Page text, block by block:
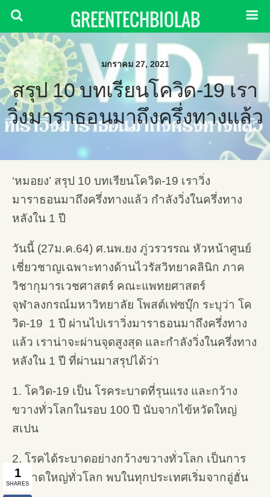
GREENTECHBIOLAB
มกราคม 27, 2021
สรุป 10 บทเรียนโควิด-19 เรา
วิ่งมาราธอนมาถึงครึ่งทางแล้ว
‘หมอยง’ สรุป 10 บทเรียนโควิด-19 เราวิ่ง
มาราธอนมาถึงครึ่งทางแล้ว กำลังวิ่งในครึ่งทาง
หลังใน 1 ปี
วันนี้ (27ม.ค.64) ศ.นพ.ยง ภู่วรวรรณ หัวหน้าศูนย์
เชี่ยวชาญเฉพาะทางด้านไวรัสวิทยาคลินิก ภาค
วิชากุมารเวชศาสตร์ คณะแพทยศาสตร์
จุฬาลงกรณ์มหาวิทยาลัย โพสต์เฟซบุ๊ก ระบุว่า โค
วิด-19 1 ปี ผ่านไปเราวิ่งมาราธอนมาถึงครึ่งทาง
แล้ว เราน่าจะผ่านจุดสูงสุด และกำลังวิ่งในครึ่งทาง
หลังใน 1 ปี ที่ผ่านมาสรุปได้ว่า
1. โควิด-19 เป็น โรคระบาดที่รุนแรง และกว้าง
ขวางทั่วโลกในรอบ 100 ปี นับจากไข้หวัดใหญ่
สเปน
2. โรคได้ระบาดอย่างกว้างขวางทั่วโลก เป็นการ
ระบาดใหญ่ทั่วโลก พบในทุกประเทศเริ่มจากอู่ฮั่น